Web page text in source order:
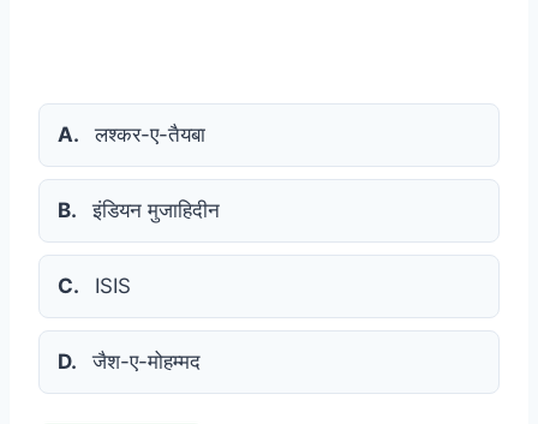
A. लश्कर-ए-तैयबा
B. इंडियन मुजाहिदीन
C. ISIS
D. जैश-ए-मोहम्मद